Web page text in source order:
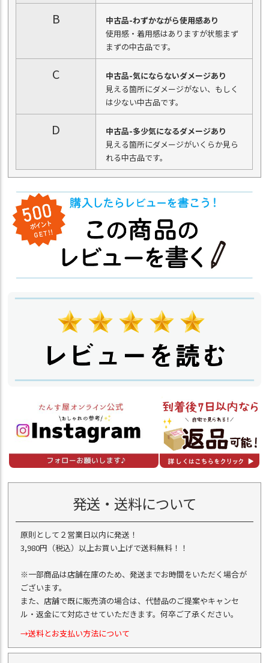
B
中古品-わずかながら使用感あり
使用感・着用感はありますが状態まず
まずの中古品です。
C
中古品-気にならないダメージあり
見える箇所にダメージがない、もしく
は少ない中古品です。
D
中古品-多少気になるダメージあり
見える箇所にダメージがいくらか見ら
れる中古品です。
発送・送料について
原則として２営業日以内に発送！
3,980円（税込）以上お買い上げで送料無料！！
※一部商品は店舗在庫のため、発送までお時間をいただく場合が
ございます。
また、店舗で既に販売済の場合は、代替品のご提案やキャンセ
ル・返金にて対応させていただきます。何卒ご了承ください。
→送料とお支払い方法について